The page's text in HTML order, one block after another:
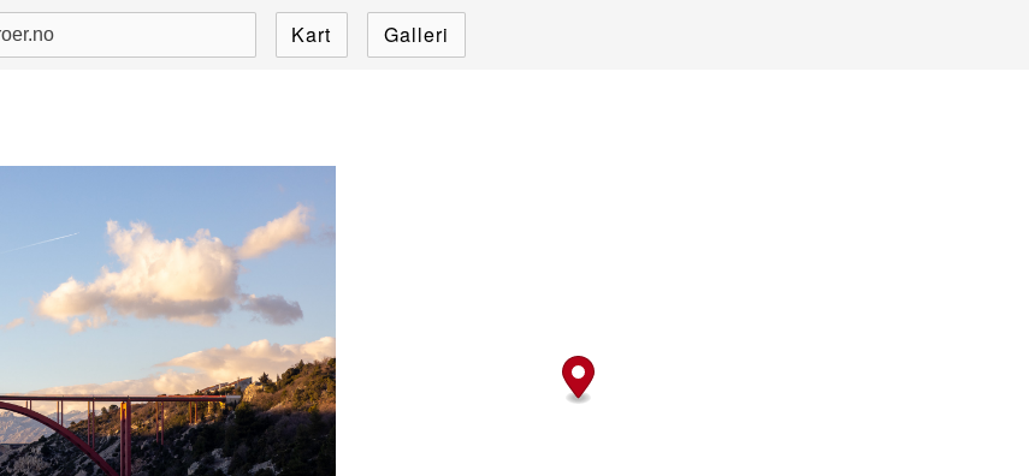
Kart Galleri